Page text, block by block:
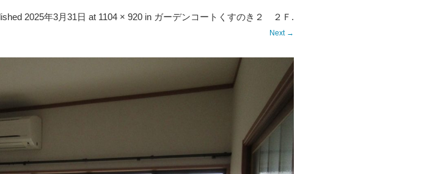
お問い合せ
2025年3月31日 at 1104 × 920 in ガーデンコートくすのき２ ２Ｆ .
Next →